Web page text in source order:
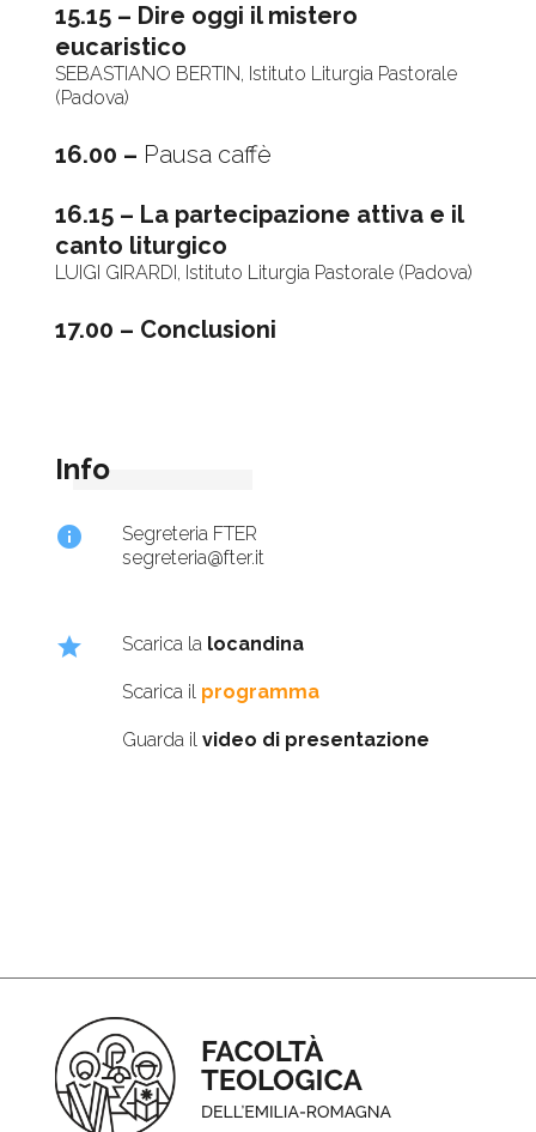
15.15 – Dire oggi il mistero
eucaristico
SEBASTIANO BERTIN, Istituto Liturgia Pastorale
(Padova)
16.00 – Pausa caffè
16.15 – La partecipazione attiva e il
canto liturgico
LUIGI GIRARDI, Istituto Liturgia Pastorale (Padova)
17.00 – Conclusioni
Info
info
Segreteria FTER
segreteria@fter.it
star Scarica la locandina
Scarica il programma
Guarda ilvideo di presentazione